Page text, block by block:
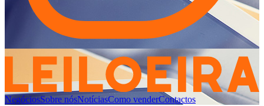
NegóciosSobre nósNotíciasComo venderContactos